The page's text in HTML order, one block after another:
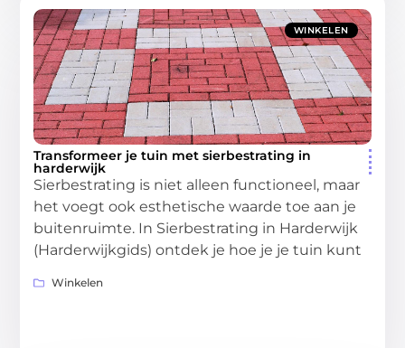
WINKELEN
Transformeer je tuin met sierbestrating in
harderwijk
Sierbestrating is niet alleen functioneel, maar
het voegt ook esthetische waarde toe aan je
buitenruimte. In Sierbestrating in Harderwijk
(Harderwijkgids) ontdek je hoe je je tuin kunt
Winkelen